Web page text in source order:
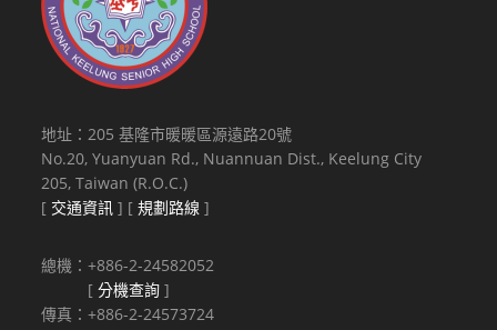
地址：205 基隆市暖暖區源遠路20號
No.20, Yuanyuan Rd., Nuannuan Dist., Keelung City
205, Taiwan (R.O.C.)
[ 交通資訊 ] [規劃路線 ]
總機：+886-2-24582052
[分機查詢 ]
傳真：+886-2-24573724